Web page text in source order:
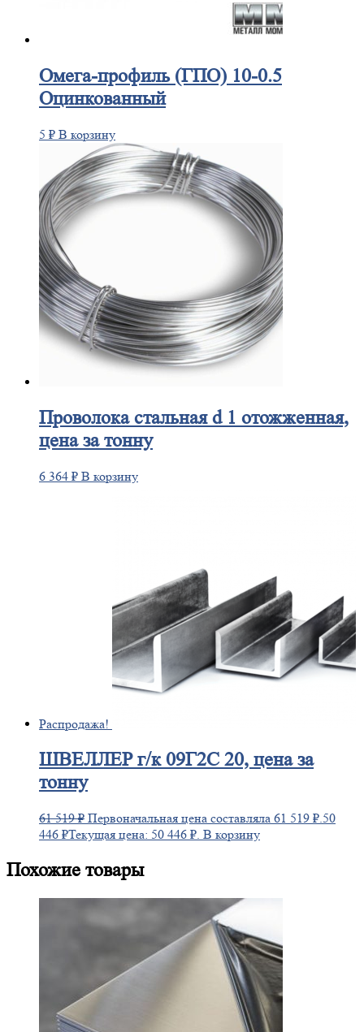
Омега-профиль(ГПО) 10-0.5
Оцинкованный
5 ₽ В корзину
Проволокастальная d 1 отожженная,
цена за тонну
6 364 ₽ В корзину
Распродажа!
ШВЕЛЛЕРг/к 09Г2С 20, цена за
тонну
61 519₽ Первоначальная цена составляла 61 519 ₽. 50
446 ₽Текущая цена: 50 446 ₽. В корзину
Похожие товары